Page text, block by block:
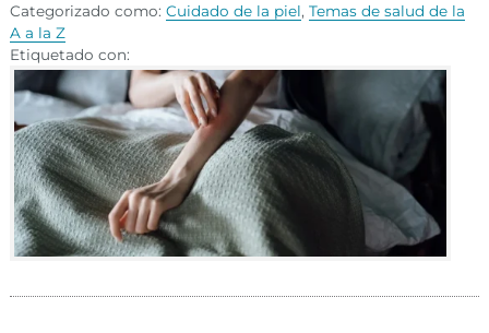
Categorizado como: Cuidado de la piel, Temas de salud de la
A a la Z
Etiquetado con: